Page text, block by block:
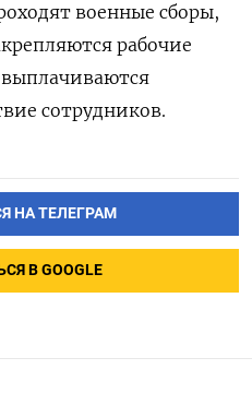
военные сборы,
рабочие
сотрудников.
НА ТЕЛЕГРАМ
В GOOGLE